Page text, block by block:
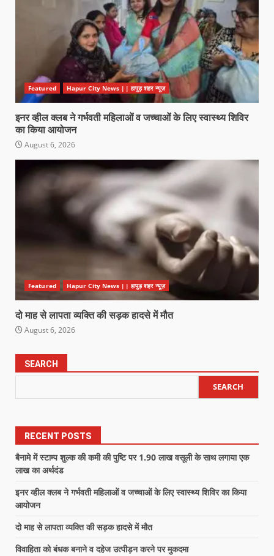
Featured Hapur City News || हापुड़ शहर न्यूज़
इनर व्हील क्लब ने गर्भवती महिलाओं व जच्चाओं के लिए स्वास्थ्य शिविर
का किया आयोजन
August 6, 2026
Featured Hapur City News || हापुड़ शहर न्यूज़
दो माह से लापता व्यक्ति की सड़क हादसे में मौत
August 6, 2026
SEARCH
SEARCH
RECENT POSTS
बैनामे में स्टाम्प शुल्क की कमी की पुष्टि पर 1.90 लाख वसूली के साथ लगाया एक
लाख का अर्थदंड
इनर व्हील क्लब ने गर्भवती महिलाओं व जच्चाओं के लिए स्वास्थ्य शिविर का किया
आयोजन
दो माह से लापता व्यक्ति की सड़क हादसे में मौत
विवाहिता को बंधक बनाने व दहेज उत्पीड़न करने पर मुकदमा